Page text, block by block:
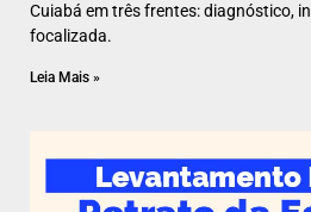
Cuiabá em três frentes: diagnóstico,
focalizada.
Leia Mais »